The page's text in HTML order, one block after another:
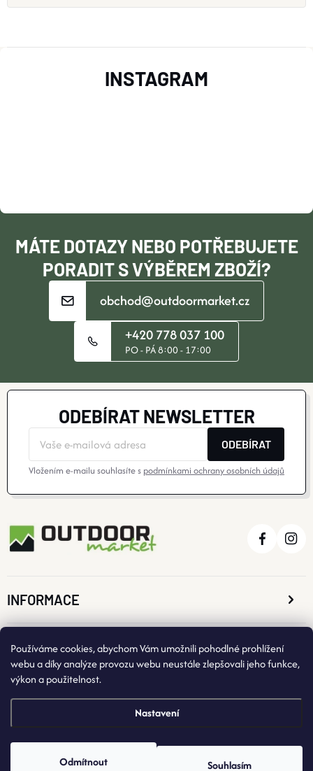
Používáme cookies, abychom Vám umožnili pohodlné prohlížení
webu a díky analýze provozu webu neustále zlepšovali jeho funkce,
výkon a použitelnost.
Nastavení
Odmítnout Souhlasím
T
MÁTE DOTAZY NEBO POTŘEBUJETE
PORADIT S VÝBĚREM ZBOŽÍ?
obchod@outdoormarket.cz
+420 778 037 100
PO - PÁ 8:00 - 17:00
INSTAGRAM
ODEBÍRAT NEWSLETTER
ODEBÍRAT
Vložením e-mailu souhlasíte s podmínkami ochrany osobních údajů
INFORMACE
O NÁKUPU